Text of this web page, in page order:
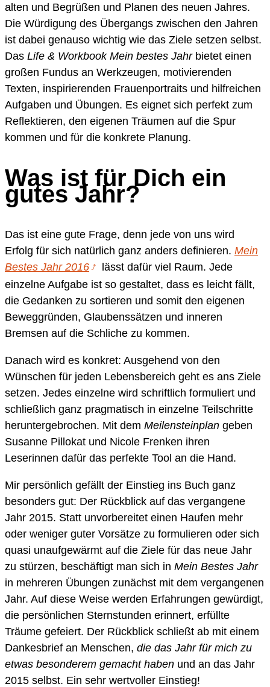
alten und Begrüßen und Planen des neuen Jahres.
Die Würdigung des Übergangs zwischen den Jahren
ist dabei genauso wichtig wie das Ziele setzen selbst.
Das Life & Workbook Mein bestes Jahrbietet einen
großen Fundus an Werkzeugen, motivierenden
Texten, inspirierenden Frauenportraits und hilfreichen
Aufgaben und Übungen. Es eignet sich perfekt zum
Reflektieren, den eigenen Träumen auf die Spur
kommen und für die konkrete Planung.
Was ist für Dich ein
gutes Jahr?
Das ist eine gute Frage, denn jede von uns wird
Erfolg für sich natürlich ganz anders definieren. Mein
Bestes Jahr 2016
lässt dafür viel Raum. Jede
einzelne Aufgabe ist so gestaltet, dass es leicht fällt,
die Gedanken zu sortieren und somit den eigenen
Beweggründen, Glaubenssätzen und inneren
Bremsen auf die Schliche zu kommen.
Danach wird es konkret: Ausgehend von den
Wünschen für jeden Lebensbereich geht es ans Ziele
setzen. Jedes einzelne wird schriftlich formuliert und
schließlich ganz pragmatisch in einzelne Teilschritte
heruntergebrochen. Mit dem Meilensteinplan geben
Susanne Pillokat und Nicole Frenken ihren
Leserinnen dafür das perfekte Tool an die Hand.
Mir persönlich gefällt der Einstieg ins Buch ganz
besonders gut: Der Rückblick auf das vergangene
Jahr 2015. Statt unvorbereitet einen Haufen mehr
oder weniger guter Vorsätze zu formulieren oder sich
quasi unaufgewärmt auf die Ziele für das neue Jahr
zu stürzen, beschäftigt man sich in Mein Bestes Jahr
in mehreren Übungen zunächst mit dem vergangenen
Jahr. Auf diese Weise werden Erfahrungen gewürdigt,
die persönlichen Sternstunden erinnert, erfüllte
Träume gefeiert. Der Rückblick schließt ab mit einem
Dankesbrief an Menschen, die das Jahr für mich zu
etwas besonderem gemacht haben und an das Jahr
2015 selbst. Ein sehr wertvoller Einstieg!